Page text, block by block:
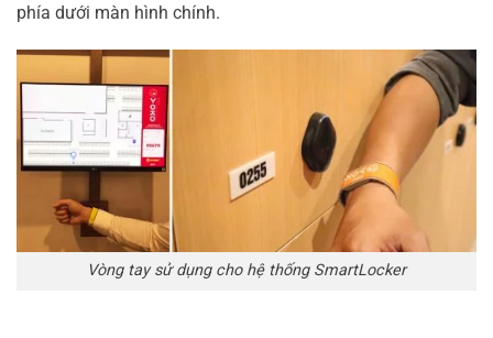
phía dưới màn hình chính.
Vòng tay sử dụng cho hệ thống SmartLocker